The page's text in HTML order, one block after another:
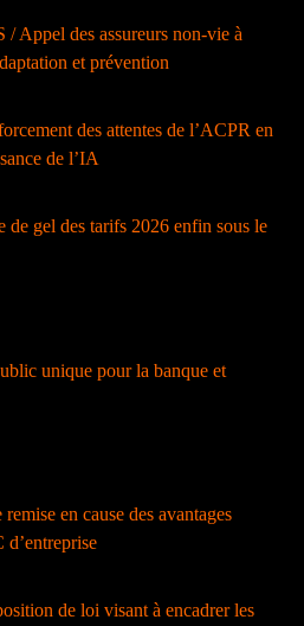
des assureurs non-vie à
et prévention
des attentes de l’ACPR en
de l’IA
de gel des tarifs 2026 enfin sous le
unique pour la banque et
en cause des avantages
d’entreprise
de loi visant à encadrer les